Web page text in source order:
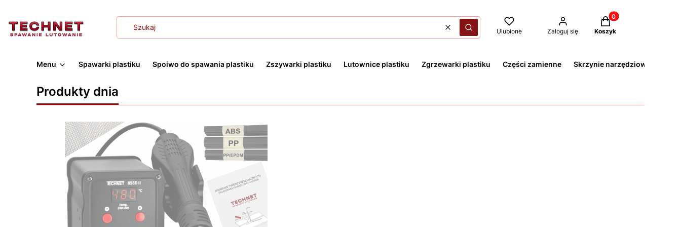
WyczyśćSzukaj Ulubione Zaloguj się
Produkty w koszyku:
Koszyk
Menu Spawarki plastiku Spoiwo do spawania plastiku Zszywarki plastiku Lutownice plastiku Zgrzewarki plastiku Części zamienne Skrzynie narzędziowe
Produkty dnia